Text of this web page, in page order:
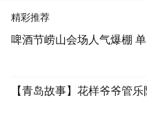
精彩推荐
啤酒节崂山会场人气爆棚
【青岛故事】花样爷爷管